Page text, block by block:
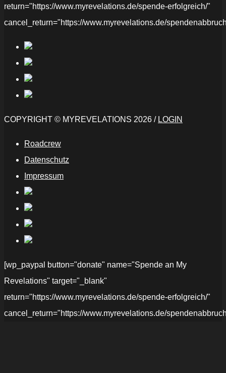
return="https://www.myrevelations.de/spende-erfolgreich/"
cancel_return="https://www.myrevelations.de/
COPYRIGHT © MYREVELATIONS 2026 / LOGIN
Roadcrew
Datenschutz
Impressum
[wp_paypal button="donate" name="Spende an My
Revelations" target="_blank"
return="https://www.myrevelations.de/spende-erfolgreich/"
cancel_return="https://www.myrevelations.de/